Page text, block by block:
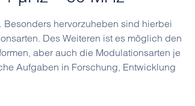
hervorzuheben sind hierbei
Des Weiteren ist es möglich den
aber auch die Modulationsarten je
Aufgaben in Forschung, Entwicklung